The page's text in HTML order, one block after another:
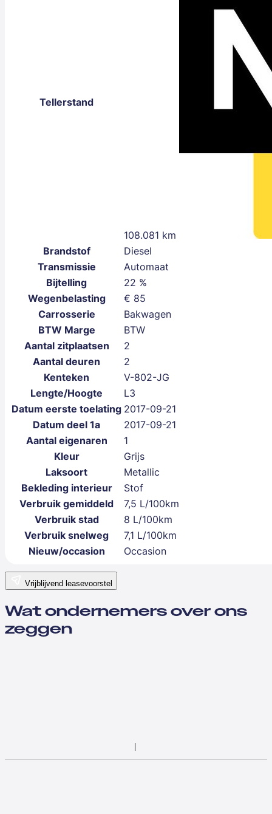
Tellerstand
108.081 km
Brandstof
Diesel
Transmissie
Automaat
Bijtelling
22 %
Wegenbelasting
€ 85
Carrosserie
Bakwagen
BTW Marge
BTW
Aantal zitplaatsen
2
Aantal deuren
2
Kenteken
V-802-JG
Lengte/Hoogte
L3
Datum eerste toelating 2017-09-21
Datum deel 1a
2017-09-21
Aantal eigenaren
1
Kleur
Grijs
Laksoort
Metallic
Bekleding interieur
Stof
Verbruik gemiddeld
7,5 L/100km
Verbruik stad
8 L/100km
Verbruik snelweg
7,1 L/100km
Nieuw/occasion
Occasion
Vrijblijvend leasevoorstel
Wat ondernemers over ons
zeggen